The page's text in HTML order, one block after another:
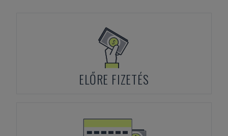
ELŐRE FIZETÉS